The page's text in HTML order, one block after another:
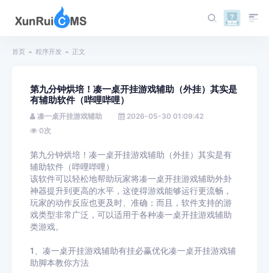
首页 程序开发 正文
第九分钟烘培！凑一桌开挂游戏辅助（外挂）其实是
有辅助软件（哔哩哔哩）
凑一桌开挂游戏辅助
2026-05-30 01:09:42
0次
第九分钟烘培！凑一桌开挂游戏辅助（外挂）其实是有
辅助软件（哔哩哔哩）
该软件可以轻松地帮助玩家将凑一桌开挂游戏辅助外卦
神器提升到更高的水平，这使得游戏能够运行更流畅，
玩家的动作反应也更及时、准确；而且，软件支持的游
戏类型非常广泛，可以适用于各种凑一桌开挂游戏辅助
类游戏。
1、凑一桌开挂游戏辅助有挂必赢优化凑一桌开挂游戏辅
助脚本教你方法